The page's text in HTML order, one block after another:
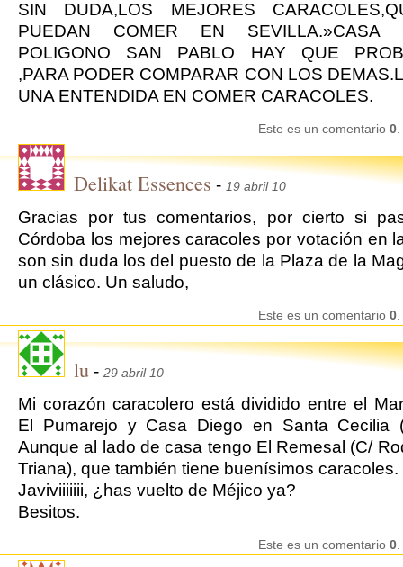
SIN DUDA,LOS MEJORES
PUEDAN COMER EN SEVILLA.»CASA
POLIGONO SAN PABLO HAY QUE
,PARA PODER COMPARAR CON LOS
UNA ENTENDIDA EN COMER CARACOLES.
Este es un comentario 0
Delikat Essences - 19 abril 10
Gracias por tus comentarios, por cierto si
Córdoba los mejores caracoles por votación en
son sin duda los del puesto de la Plaza de la
un clásico. Un saludo,
Este es un comentario 0
lu - 29 abril 10
Mi corazón caracolero está dividido entre el
El Pumarejo y Casa Diego en Santa Cecilia
Aunque al lado de casa tengo El Remesal (C/
Triana), que también tiene buenísimos caracoles.
Javiviiiiiii, ¿has vuelto de Méjico ya?
Besitos.
Este es un comentario 0